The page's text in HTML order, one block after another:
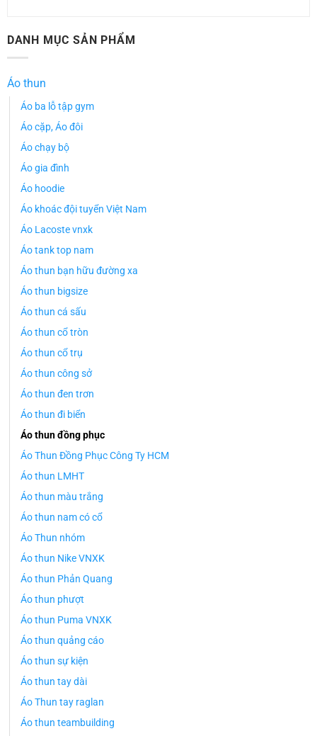
DANH MỤC SẢN PHẨM
Áo thun
Áo ba lỗ tập gym
Áo cặp, Áo đôi
Áo chạy bộ
Áo gia đình
Áo hoodie
Áo khoác đội tuyển Việt Nam
Áo Lacoste vnxk
Áo tank top nam
Áo thun bạn hữu đường xa
Áo thun bigsize
Áo thun cá sấu
Áo thun cổ tròn
Áo thun cổ trụ
Áo thun công sở
Áo thun đen trơn
Áo thun đi biển
Áo thun đồng phục
Áo Thun Đồng Phục Công Ty HCM
Áo thun LMHT
Áo thun màu trắng
Áo thun nam có cổ
Áo Thun nhóm
Áo thun Nike VNXK
Áo thun Phản Quang
Áo thun phượt
Áo thun Puma VNXK
Áo thun quảng cáo
Áo thun sự kiện
Áo thun tay dài
Áo Thun tay raglan
Áo thun teambuilding